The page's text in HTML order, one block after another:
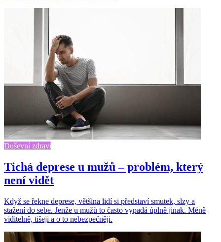
Duševní zdraví
Tichá deprese u mužů – problém, který
není vidět
Když se řekne deprese, většina lidí si představí smutek, slzy a
stažení do sebe. Jenže u mužů to často vypadá úplně jinak. Méně
viditelně, tišeji a o to nebezpečněji.